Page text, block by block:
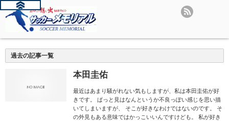
過去の記事一覧
本田圭佑
最近はあまり騒がれない気もしますが、私は本田圭佑が好
きです。 ぱっと見はなんというか不良っぽい感じを思い描
いてしまいますが、 そこが好きなわけではないのです。 そ
の外見もある意味ではかっこいいんですけども。 私が好き